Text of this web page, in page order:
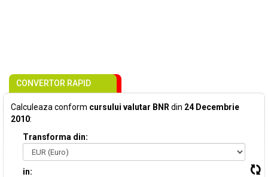
CONVERTOR RAPID
Calculeaza conform cursului valutar BNR din 24 Decembrie
2010:
Transforma din:
in: